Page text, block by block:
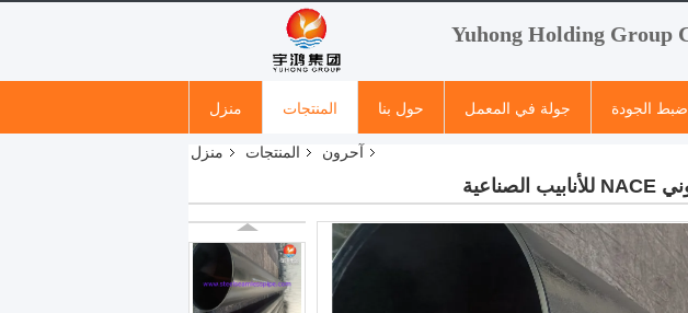
منزل المنتجات حول بنا جولة في المعمل ضبط الجودة
منزل المنتجات آحرون